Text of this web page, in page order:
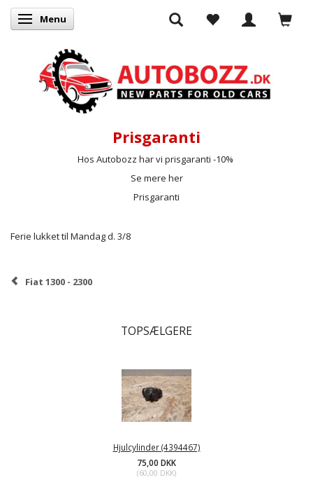
Skifte navigation
Menu
Prisgaranti
Hos Autobozz har vi prisgaranti -10%
Se mere her
Prisgaranti
Ferie lukket til Mandag d. 3/8
Fiat 1300 - 2300
TOPSÆLGERE
Hjulcylinder (4394467)
75,00 DKK
(60,00 DKK)